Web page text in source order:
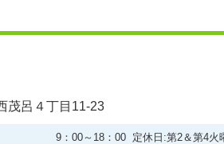
茂呂４丁目11-23
9：00～18：00 定休日:第2＆第4火